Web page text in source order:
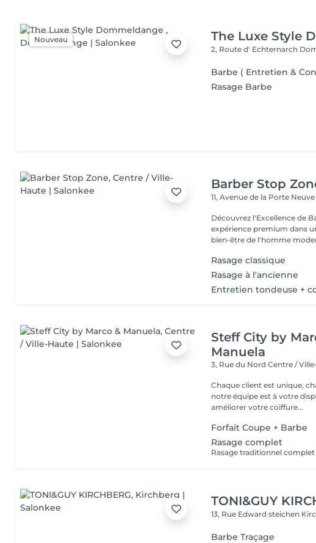
Nouveau The Luxe Style
2, Route d' Echternarch
Barbe ( Entretien &
Rasage Barbe
Barber Stop
11, Avenue de la Porte
Découvrez l'Excellence de Barber
expérience premium dans
bien-être de l'homme
Rasage classique
Rasage à l'ancienne
Entretien tondeuse +
Steff City by
Manuela
3, Rue du NordCentre /
Chaque client est unique,
notre équipe est à votre
améliorer votre coiffure...
Forfait Coupe + Barbe
Rasage complet
Rasage traditionnel
TONI&GUY
13, Rue Edward steichen
Barbe Traçage